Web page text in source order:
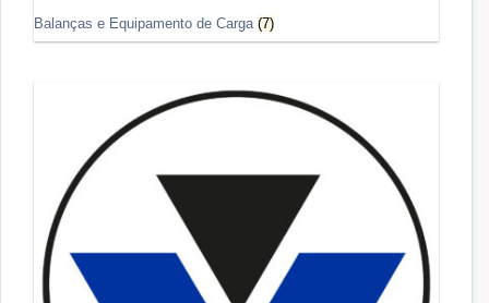
Balanças e Equipamento de Carga (7)